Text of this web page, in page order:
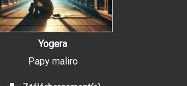
Yogera
Papy maliro